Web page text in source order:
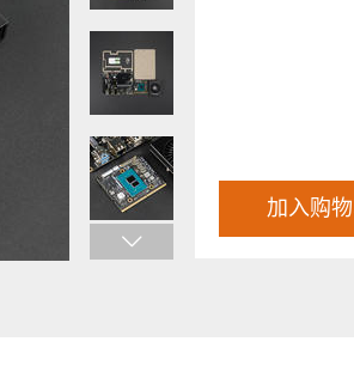
加入购